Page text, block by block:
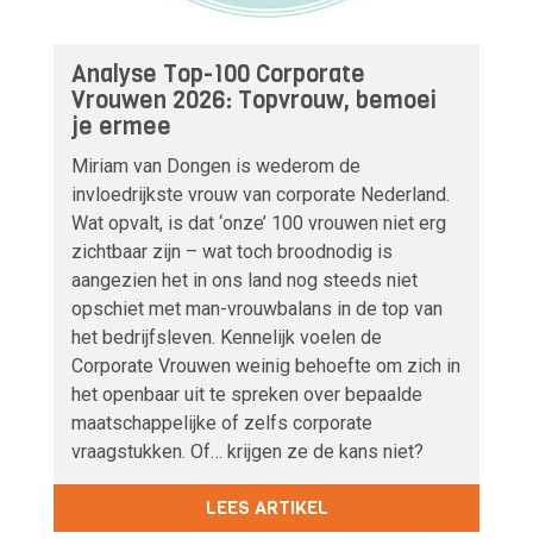
Analyse Top-100 Corporate
Vrouwen 2026: Topvrouw, bemoei
je ermee
Miriam van Dongen is wederom de
invloedrijkste vrouw van corporate Nederland.
Wat opvalt, is dat ‘onze’ 100 vrouwen niet erg
zichtbaar zijn – wat toch broodnodig is
aangezien het in ons land nog steeds niet
opschiet met man-vrouwbalans in de top van
het bedrijfsleven. Kennelijk voelen de
Corporate Vrouwen weinig behoefte om zich in
het openbaar uit te spreken over bepaalde
maatschappelijke of zelfs corporate
vraagstukken. Of… krijgen ze de kans niet?
LEES ARTIKEL